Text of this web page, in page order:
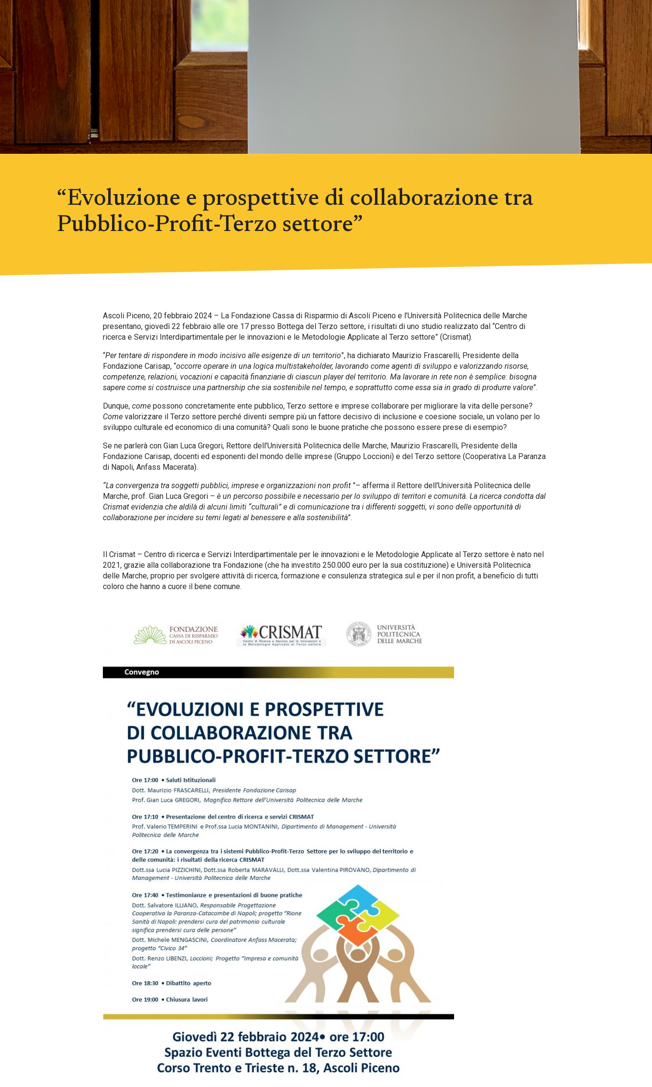
“Evoluzione e prospettive di collaborazione tra
Pubblico-Profit-Terzo settore”
Ascoli Piceno, 20 febbraio 2024 – La Fondazione Cassa di Risparmio di Ascoli Piceno e l’Università Politecnica delle Marche
presentano, giovedì 22 febbraio alle ore 17 presso Bottega del Terzo settore, i risultati di uno studio realizzato dal “Centro di
ricerca e Servizi Interdipartimentale per le innovazioni e le Metodologie Applicate al Terzo settore” (Crismat).
“Per tentare di rispondere in modo incisivo alle esigenze di un territorio”, ha dichiarato Maurizio Frascarelli, Presidente della
Fondazione Carisap, “occorre operare in una logica multistakeholder, lavorando come agenti di sviluppo e valorizzando risorse,
competenze, relazioni, vocazioni e capacità finanziarie di ciascun player del territorio. Ma lavorare in rete non è semplice: bisogna
sapere come si costruisce una partnership che sia sostenibile nel tempo, e soprattutto come essa sia in grado di produrre valore”.
Dunque, comepossono concretamente ente pubblico, Terzo settore e imprese collaborare per migliorare la vita delle persone?
Comevalorizzare il Terzo settore perché diventi sempre più un fattore decisivo di inclusione e coesione sociale, un volano per lo
sviluppo culturale ed economico di una comunità? Quali sono le buone pratiche che possono essere prese di esempio?
Se ne parlerà con Gian Luca Gregori, Rettore dell’Università Politecnica delle Marche, Maurizio Frascarelli, Presidente della
Fondazione Carisap, docenti ed esponenti del mondo delle imprese (Gruppo Loccioni) e del Terzo settore (Cooperativa La Paranza
di Napoli, Anfass Macerata).
“La convergenza tra soggetti pubblici, imprese e organizzazioni non profit”– afferma il Rettore dell’Università Politecnica delle
Marche, prof. Gian Luca Gregori – è un percorso possibile e necessario per lo sviluppo di territori e comunità. La ricerca condotta dal
Crismat evidenzia che aldilà di alcuni limiti “culturali” e di comunicazione tra i differenti soggetti, vi sono delle opportunità di
collaborazione per incidere su temi legati al benessere e alla sostenibilità”.
Il Crismat – Centro di ricerca e Servizi Interdipartimentale per le innovazioni e le Metodologie Applicate al Terzo settore è nato nel
2021, grazie alla collaborazione tra Fondazione (che ha investito 250.000 euro per la sua costituzione) e Università Politecnica
delle Marche, proprio per svolgere attività di ricerca, formazione e consulenza strategica sul e per il non profit, a beneficio di tutti
coloro che hanno a cuore il bene comune.